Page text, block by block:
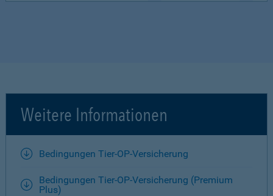
Weitere Informationen
Bedingungen Tier-OP-Versicherung
Bedingungen Tier-OP-Versicherung (Premium
Plus)